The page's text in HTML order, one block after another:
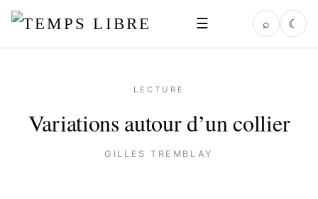
☰ ⌕ ☾
LECTURE
Variations autour d’un collier
GILLES TREMBLAY